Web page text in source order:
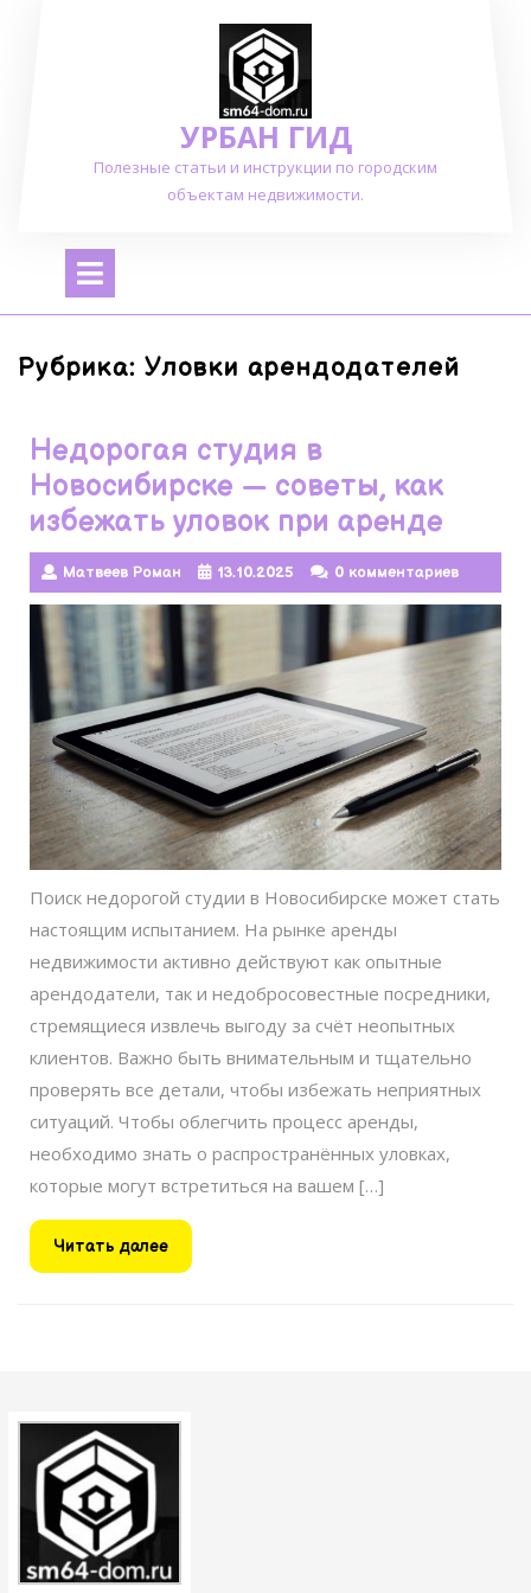
УРБАН ГИД
Полезные статьи и инструкции по городским
объектам недвижимости.
Открыть
Рубрика: Уловки арендодателей
Недорогая студия в
Новосибирске — советы, как
избежать уловок при аренде
Матвеев Роман 13.10.2025 0 комментариев
Поиск недорогой студии в Новосибирске может стать
настоящим испытанием. На рынке аренды
недвижимости активно действуют как опытные
арендодатели, так и недобросовестные посредники,
стремящиеся извлечь выгоду за счёт неопытных
клиентов. Важно быть внимательным и тщательно
проверять все детали, чтобы избежать неприятных
ситуаций. Чтобы облегчить процесс аренды,
необходимо знать о распространённых уловках,
которые могут встретиться на вашем […]
Читать далееЧитать
далее